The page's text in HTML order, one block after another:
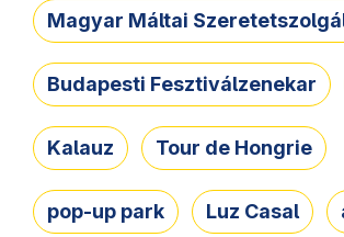
Magyar Máltai
Budapesti Fesztiválzenekar
Kalauz Tour de Hongrie
pop-up park Luz Casal